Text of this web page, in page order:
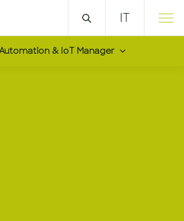
IT
& IoT Manager